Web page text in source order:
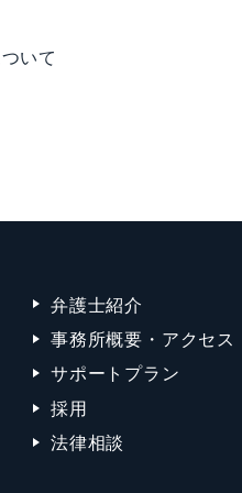
いて
弁護士紹介
事務所概要・アクセス
サポートプラン
採用
法律相談